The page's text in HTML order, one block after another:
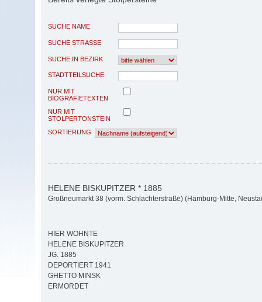
SUCHE NAME
SUCHE STRASSE
SUCHE IN BEZIRK
STADTTEILSUCHE
NUR MIT
BIOGRAFIETEXTEN
NUR MIT
STOLPERTONSTEIN
SORTIERUNG
HELENE BISKUPITZER * 1885
Großneumarkt 38 (vorm. Schlachterstraße) (Hamburg-Mitte,
HIER WOHNTE
HELENE BISKUPITZER
JG. 1885
DEPORTIERT 1941
GHETTO MINSK
ERMORDET